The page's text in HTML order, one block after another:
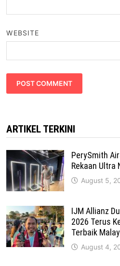
WEBSITE
ARTIKEL TERKINI
PerySmith
Rekaan Ultra
August 5,
IJM Allianz
2026 Terus
Terbaik
August 4,